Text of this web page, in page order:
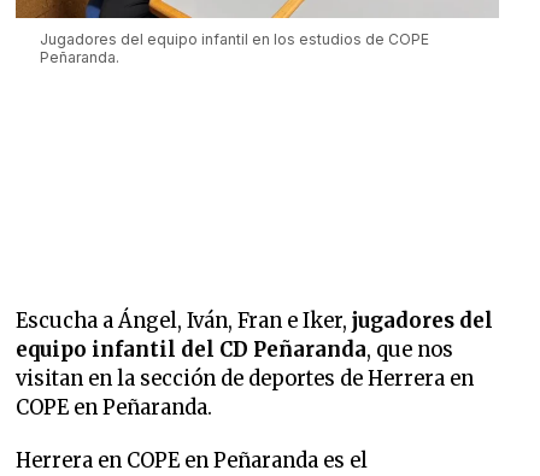
Jugadores del equipo infantil en los estudios de COPE
Peñaranda.
Escucha a Ángel, Iván, Fran e Iker, jugadores del
equipo infantil del CD Peñaranda, que nos
visitan en la sección de deportes de Herrera en
COPE en Peñaranda.
Herrera en COPE en Peñaranda es el